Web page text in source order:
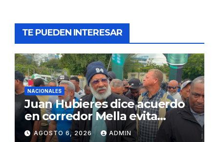
TE PUEDEN INTERESAR
NACIONALES
Juan Hubieres dice acuerdo
en corredor Mella evita
conflictos innecesarios
AGOSTO 6, 2026 ADMIN